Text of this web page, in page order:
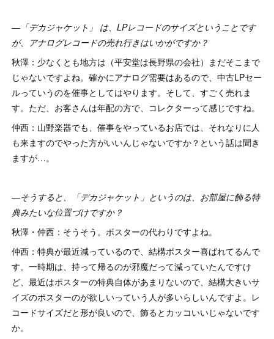
―「デカジャケット」 は、LPレコードのサイズということです
が、アナログレコードの売れ行きはいかがですか？
秋澤：少なくとも地方は（平安堂は長野県の会社）まだそこまで
じゃないですよね。確かにアナログ需要はあるので、中古LPセー
ルっていうのを催事としてはやります。そして、すごく売れま
す。ただ、お客さんは年配の方で、コレクターって感じですね。
仲西：山野楽器でも、催事をやっているお店では、それなりに人
も来ますのでやった方がいいんじゃないですか？という話は聞き
ますが…。
―そうすると、「デカジャケット」というのは、お部屋に飾る特
典みたいな位置づけですか？
秋澤・仲西：そうそう。ポスターの代わりですよね。
仲西：特典が最近減っているので、結構ポスター喜ばれてるんで
す。一時期は、持って帰るのが邪魔だって減っていたんですけ
ど、最近はポスターの特典自体があまりないので、結構大きいサ
イズのポスターのが欲しいっていう人が多いらしいんですよ。レ
コードサイズだと形が良いので、飾るとカッコいいじゃないです
か。